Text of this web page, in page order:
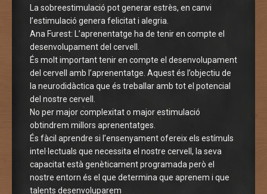
La sobreestimulació pot generar estrès, en canvi
l’estimulació genera felicitat i alegria.
Ana Furest: L’aprenentatge ha de tenir en compte el
desenvolupament del cervell.
És molt important tenir en compte el desenvolupament
del cervell amb l’aprenentatge. Aquest és l’objectiu de
la neurodidàctica que és treballar amb tot el potencial
del nostre cervell.
No per major complexitat o major estimulació
obtindrem millors aprenentatges.
És fàcil aprendre si l’ensenyament ofereix els estímuls
intel·lectuals que necessita el nostre cervell, la seva
capacitat està genèticament programada però el
nostre entorn és el que determina que aprenem i que
talents desenvoluparem